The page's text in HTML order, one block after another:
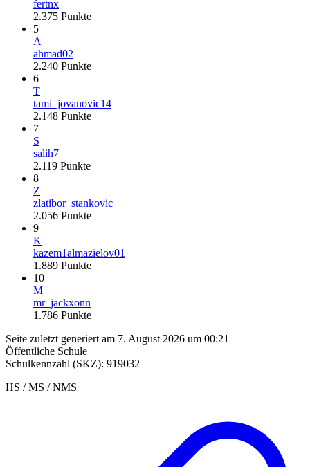
fertnx
2.375 Punkte
5
A
ahmad02
2.240 Punkte
6
T
tami_jovanovic14
2.148 Punkte
7
S
salih7
2.119 Punkte
8
Z
zlatibor_stankovic
2.056 Punkte
9
K
kazem1almazielov01
1.889 Punkte
10
M
mr_jackxonn
1.786 Punkte
Seite zuletzt generiert am 7. August 2026 um 00:21
Öffentliche Schule
Schulkennzahl (SKZ): 919032
HS / MS / NMS